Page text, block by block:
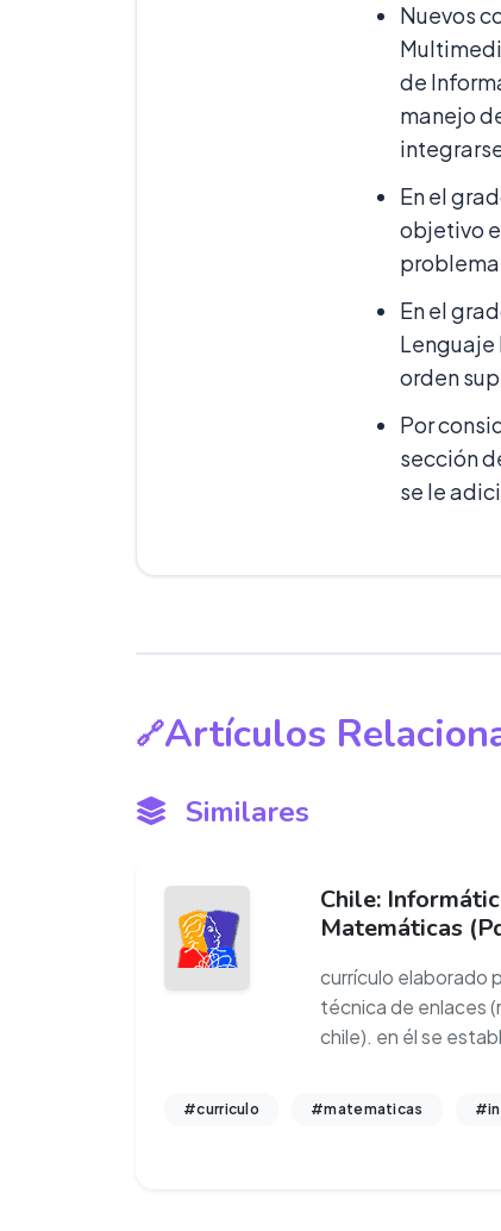
Nuevos
de
manejo
En el
objetivo
En el
orden
Por
sección
se le
Artículos
Similares
Chile:
Matemáticas
currículo elaborado
técnica de enlaces
chile). en él se
#curriculo #matematicas